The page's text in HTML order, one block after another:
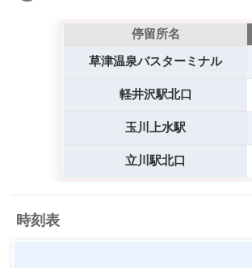
停留所名
草津温泉バスターミナル
軽井沢駅北口
玉川上水駅
立川駅北口
時刻表